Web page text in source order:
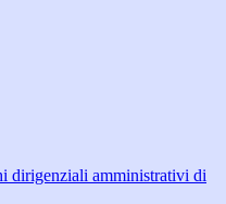
dirigenziali amministrativi di